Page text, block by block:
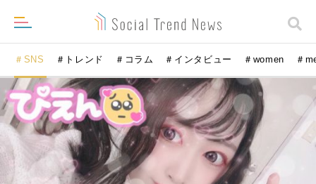
＃SNS ＃トレンド ＃コラム ＃インタビュー ＃women ＃